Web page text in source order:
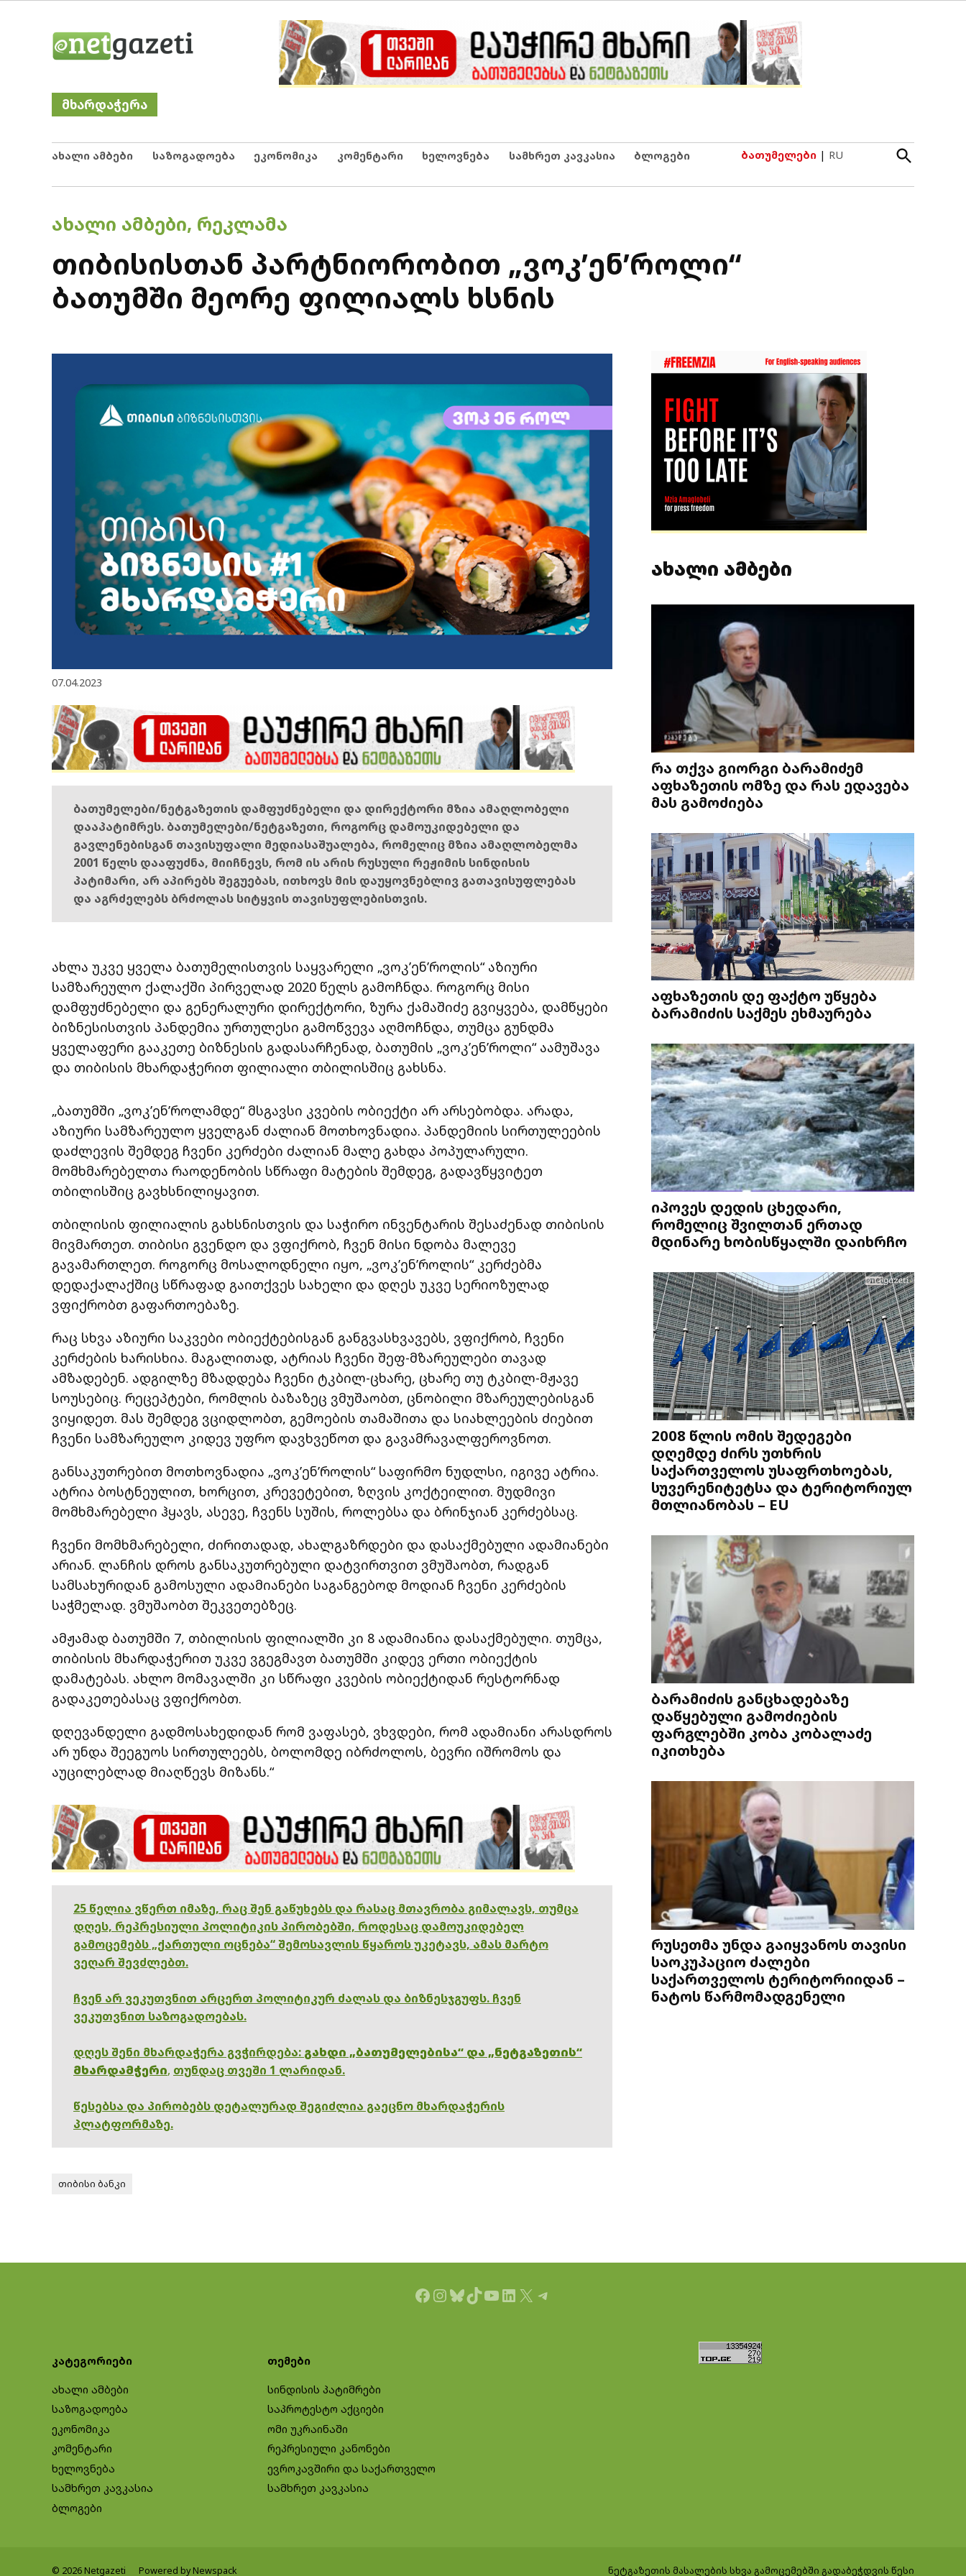
Netgazeti
მხარდაჭერა
ახალი ამბები საზოგადოება ეკონომიკა კომენტარი ხელოვნება სამხრეთ კავკასია ბლოგები ბათუმელები | RU
Open
Search
POSTED
ᲐᲮᲐᲚᲘ ᲐᲛᲑᲔᲑᲘ, ᲠᲔᲙᲚᲐᲛᲐ
თიბისისთან პარტნიორობით „ვოკ’ენ’როლი“
ბათუმში მეორე ფილიალს ხსნის
07.04.2023
ბათუმელები/ნეტგაზეთის დამფუძნებელი და დირექტორი მზია ამაღლობელი
დააპატიმრეს. ბათუმელები/ნეტგაზეთი, როგორც დამოუკიდებელი და
გავლენებისგან თავისუფალი მედიასაშუალება, რომელიც მზია ამაღლობელმა
2001 წელს დააფუძნა, მიიჩნევს, რომ ის არის რუსული რეჟიმის სინდისის
პატიმარი, არ აპირებს შეგუებას, ითხოვს მის დაუყოვნებლივ გათავისუფლებას
და აგრძელებს ბრძოლას სიტყვის თავისუფლებისთვის.
ახლა უკვე ყველა ბათუმელისთვის საყვარელი „ვოკ’ენ’როლის“ აზიური
სამზარეულო ქალაქში პირველად 2020 წელს გამოჩნდა. როგორც მისი
დამფუძნებელი და გენერალური დირექტორი, ზურა ქამაშიძე გვიყვება, დამწყები
ბიზნესისთვის პანდემია ურთულესი გამოწვევა აღმოჩნდა, თუმცა გუნდმა
ყველაფერი გააკეთე ბიზნესის გადასარჩენად, ბათუმის „ვოკ’ენ’როლი“ აამუშავა
და თიბისის მხარდაჭერით ფილიალი თბილისშიც გახსნა.
„ბათუმში „ვოკ’ენ’როლამდე“ მსგავსი კვების ობიექტი არ არსებობდა. არადა,
აზიური სამზარეულო ყველგან ძალიან მოთხოვნადია. პანდემიის სირთულეების
დაძლევის შემდეგ ჩვენი კერძები ძალიან მალე გახდა პოპულარული.
მომხმარებელთა რაოდენობის სწრაფი მატების შემდეგ, გადავწყვიტეთ
თბილისშიც გავხსნილიყავით.
თბილისის ფილიალის გახსნისთვის და საჭირო ინვენტარის შესაძენად თიბისის
მივმართეთ. თიბისი გვენდო და ვფიქრობ, ჩვენ მისი ნდობა მალევე
გავამართლეთ. როგორც მოსალოდნელი იყო, „ვოკ’ენ’როლის“ კერძებმა
დედაქალაქშიც სწრაფად გაითქვეს სახელი და დღეს უკვე სერიოზულად
ვფიქრობთ გაფართოებაზე.
რაც სხვა აზიური საკვები ობიექტებისგან განგვასხვავებს, ვფიქრობ, ჩვენი
კერძების ხარისხია. მაგალითად, ატრიას ჩვენი შეფ-მზარეულები თავად
ამზადებენ. ადგილზე მზადდება ჩვენი ტკბილ-ცხარე, ცხარე თუ ტკბილ-მჟავე
სოუსებიც. რეცეპტები, რომლის ბაზაზეც ვმუშაობთ, ცნობილი მზარეულებისგან
ვიყიდეთ. მას შემდეგ ვციდლობთ, გემოების თამაშითა და სიახლეების ძიებით
ჩვენი სამზარეულო კიდევ უფრო დავხვეწოთ და გავამრავალფეროვნოთ.
განსაკუთრებით მოთხოვნადია „ვოკ’ენ’როლის“ საფირმო ნუდლსი, იგივე ატრია.
ატრია ბოსტნეულით, ხორცით, კრევეტებით, ზღვის კოქტეილით. მუდმივი
მომხმარებელი ჰყავს, ასევე, ჩვენს სუშის, როლებსა და ბრინჯიან კერძებსაც.
ჩვენი მომხმარებელი, ძირითადად, ახალგაზრდები და დასაქმებული ადამიანები
არიან. ლანჩის დროს განსაკუთრებული დატვირთვით ვმუშაობთ, რადგან
სამსახურიდან გამოსული ადამიანები საგანგებოდ მოდიან ჩვენი კერძების
საჭმელად. ვმუშაობთ შეკვეთებზეც.
ამჟამად ბათუმში 7, თბილისის ფილიალში კი 8 ადამიანია დასაქმებული. თუმცა,
თიბისის მხარდაჭერით უკვე ვგეგმავთ ბათუმში კიდევ ერთი ობიექტის
დამატებას. ახლო მომავალში კი სწრაფი კვების ობიექტიდან რესტორნად
გადაკეთებასაც ვფიქრობთ.
დღევანდელი გადმოსახედიდან რომ ვაფასებ, ვხვდები, რომ ადამიანი არასდროს
არ უნდა შეეგუოს სირთულეებს, ბოლომდე იბრძოლოს, ბევრი იშრომოს და
აუცილებლად მიაღწევს მიზანს.“
25 წელია ვწერთ იმაზე, რაც შენ გაწუხებს და რასაც მთავრობა გიმალავს, თუმცა
დღეს, რეპრესიული პოლიტიკის პირობებში, როდესაც დამოუკიდებელ
გამოცემებს „ქართული ოცნება“ შემოსავლის წყაროს უკეტავს, ამას მარტო
ვეღარ შევძლებთ.
ჩვენ არ ვეკუთვნით არცერთ პოლიტიკურ ძალას და ბიზნესჯგუფს. ჩვენ
ვეკუთვნით საზოგადოებას.
დღეს შენი მხარდაჭერა გვჭირდება: გახდი „ბათუმელებისა“ და „ნეტგაზეთის“
მხარდამჭერი, თუნდაც თვეში 1 ლარიდან.
წესებსა და პირობებს დეტალურად შეგიძლია გაეცნო მხარდაჭერის
პლატფორმაზე.
თიბისი ბანკი
ახალი ამბები
რა თქვა გიორგი ბარამიძემ
აფხაზეთის ომზე და რას ედავება
მას გამოძიება
აფხაზეთის დე ფაქტო უწყება
ბარამიძის საქმეს ეხმაურება
იპოვეს დედის ცხედარი,
რომელიც შვილთან ერთად
მდინარე ხობისწყალში დაიხრჩო
2008 წლის ომის შედეგები
დღემდე ძირს უთხრის
საქართველოს უსაფრთხოებას,
სუვერენიტეტსა და ტერიტორიულ
მთლიანობას – EU
ბარამიძის განცხადებაზე
დაწყებული გამოძიების
ფარგლებში კობა კობალაძე
იკითხება
რუსეთმა უნდა გაიყვანოს თავისი
საოკუპაციო ძალები
საქართველოს ტერიტორიიდან –
ნატოს წარმომადგენელი
Facebook
Instagram
Bluesky
TikTok
YouTube
LinkedIn
X Telegram
კატეგორიები
ახალი ამბები
საზოგადოება
ეკონომიკა
კომენტარი
ხელოვნება
სამხრეთ კავკასია
ბლოგები
თემები
სინდისის პატიმრები
საპროტესტო აქციები
ომი უკრაინაში
რეპრესიული კანონები
ევროკავშირი და საქართველო
სამხრეთ კავკასია
© 2026 Netgazeti Powered by Newspack ნეტგაზეთის მასალების სხვა გამოცემებში გადაბეჭდვის წესი